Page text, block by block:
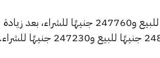
كما ارتفع سعر الأونصة بالجنيه ليصل إلى 249185 جنيهًا للبيع و247760 جنيهًا للشراء، بعد زيادة